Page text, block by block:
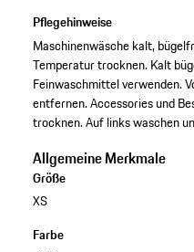
Pflegehinweise
Maschinenwäsche kalt,
Temperatur trocknen. Kalt
Feinwaschmittel verwenden.
entfernen. Accessories und
trocknen. Auf links waschen
Allgemeine Merkmale
Größe
XS
Farbe